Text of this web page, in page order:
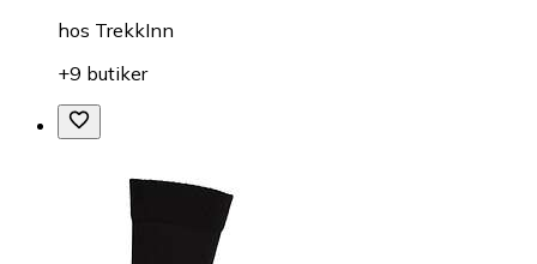
hos TrekkInn
+9 butiker